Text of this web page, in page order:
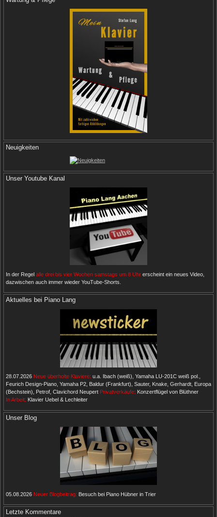
Neuigkeiten
Unser Youtube Kanal
In der Regel alle drei bis vier Wochen samstags um 8 Uhr erscheint ein neues Video,
dazwischen auch immer wieder YouTube-Shorts.
Aktuelles bei Piano Lang
28.07.2026 Neue überholte Klaviere: u.a. Ibach (weiß), Yamaha LU-201C weiß pol.,
Feurich Design-Piano, Yamaha P2, Baldur (Frankfurt), Sauter, Knake, Gerhardt, Europa
(Bechstein), Petrof, Clavichord Neupert Privatverkäufe: Konzertflügel von Blüthner
In Arbeit: Klavier Uebel & Lechleiter
Unser Blog
05.08.2026 Neuer Blogbeitrag: Besuch bei Piano Hübner in Trier
Letzte Kommentare